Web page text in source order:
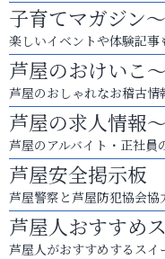
子育てマガジン
楽しいイベントや体験記事
芦屋のおけいこ
芦屋のおしゃれなお稽古情
芦屋の求人情報
芦屋のアルバイト・正社員
芦屋安全掲示板
芦屋警察と芦屋防犯協会協
芦屋人おすすめ
芦屋人がおすすめするスイ